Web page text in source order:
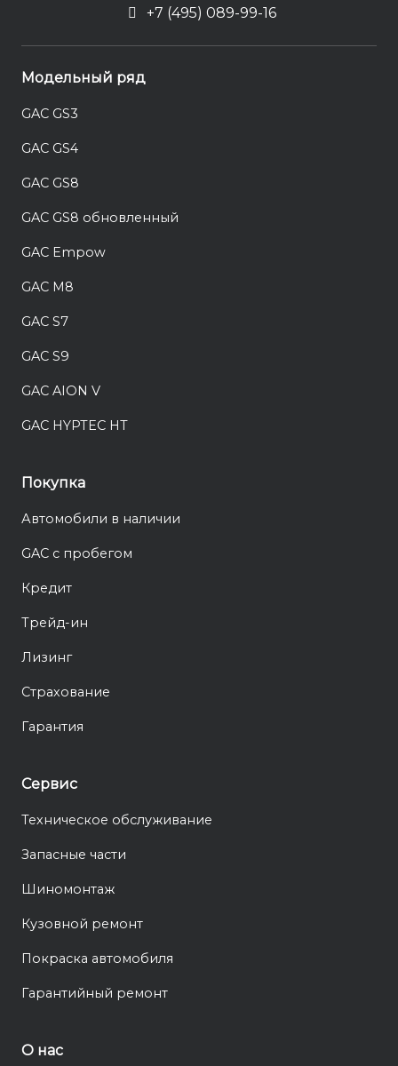
+7 (495) 089-99-16
Модельный ряд
GAC GS3
GAC GS4
GAC GS8
GAC GS8 обновленный
GAC Empow
GAC M8
GAC S7
GAC S9
GAC AION V
GAC HYPTEC HT
Покупка
Автомобили в наличии
GAC с пробегом
Кредит
Трейд-ин
Лизинг
Страхование
Гарантия
Сервис
Техническое обслуживание
Запасные части
Шиномонтаж
Кузовной ремонт
Покраска автомобиля
Гарантийный ремонт
О нас